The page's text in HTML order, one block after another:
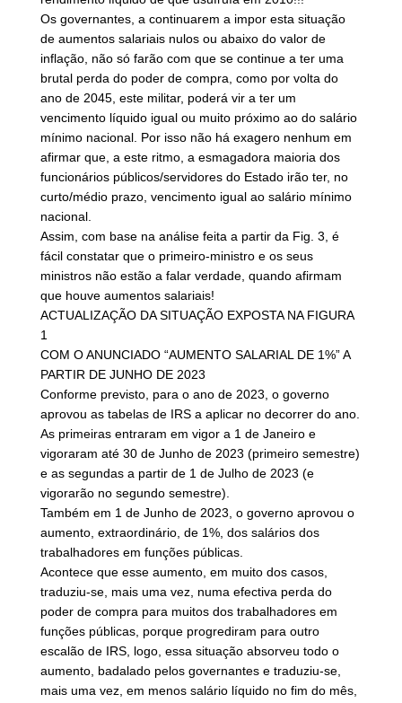
Os governantes, a continuarem a impor esta situação
de aumentos salariais nulos ou abaixo do valor de
inflação, não só farão com que se continue a ter uma
brutal perda do poder de compra, como por volta do
ano de 2045, este militar, poderá vir a ter um
vencimento líquido igual ou muito próximo ao do salário
mínimo nacional. Por isso não há exagero nenhum em
afirmar que, a este ritmo, a esmagadora maioria dos
funcionários públicos/servidores do Estado irão ter, no
curto/médio prazo, vencimento igual ao salário mínimo
nacional.
Assim, com base na análise feita a partir da Fig. 3, é
fácil constatar que o primeiro-ministro e os seus
ministros não estão a falar verdade, quando afirmam
que houve aumentos salariais!
ACTUALIZAÇÃO DA SITUAÇÃO EXPOSTA NA FIGURA
1
COM O ANUNCIADO “AUMENTO SALARIAL DE 1%” A
PARTIR DE JUNHO DE 2023
Conforme previsto, para o ano de 2023, o governo
aprovou as tabelas de IRS a aplicar no decorrer do ano.
As primeiras entraram em vigor a 1 de Janeiro e
vigoraram até 30 de Junho de 2023 (primeiro semestre)
e as segundas a partir de 1 de Julho de 2023 (e
vigorarão no segundo semestre).
Também em 1 de Junho de 2023, o governo aprovou o
aumento, extraordinário, de 1%, dos salários dos
trabalhadores em funções públicas.
Acontece que esse aumento, em muito dos casos,
traduziu-se, mais uma vez, numa efectiva perda do
poder de compra para muitos dos trabalhadores em
funções públicas, porque progrediram para outro
escalão de IRS, logo, essa situação absorveu todo o
aumento, badalado pelos governantes e traduziu-se,
mais uma vez, em menos salário líquido no fim do mês,